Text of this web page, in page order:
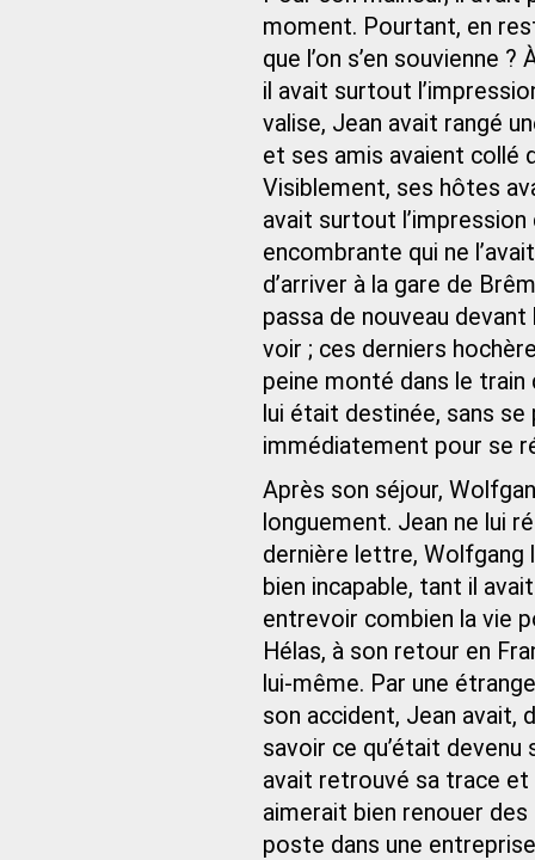
moment. Pourtant, en
que l’on s’en souvienne
il avait surtout
valise, Jean avait rangé
et ses amis avaient
Visiblement, ses hôtes
avait surtout
encombrante qui ne
d’arriver à la gare de
passa de nouveau
voir ; ces derniers
peine monté dans le train
lui était destinée, sans
immédiatement pour se
Après son séjour,
longuement. Jean ne lui
dernière lettre, Wolfgang
bien incapable, tant il
entrevoir combien la vie
Hélas, à son retour en
lui‑même. Par une
son accident, Jean avait,
savoir ce qu’était
avait retrouvé sa trace et
aimerait bien renouer
poste dans une